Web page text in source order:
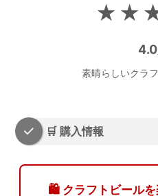
素晴らしいクラ
🛒 購入情報
🛍️ クラフトビール